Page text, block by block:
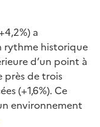
a
rythme historique
d’un point à
près de trois
(+1,6%). Ce
environnement